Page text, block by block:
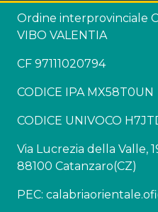
Ordine interprovinciale
VIBO VALENTIA
CF 97111020794
CODICE IPA MX58T0UN
CODICE UNIVOCO
Via Lucrezia della Valle,
88100 Catanzaro(CZ)
PEC: